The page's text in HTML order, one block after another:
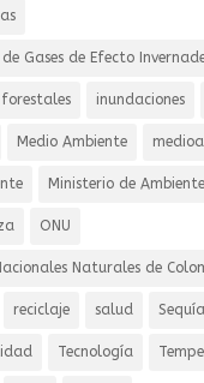
de Gases de Efecto
forestales inundaciones
Medio Ambiente
Ministerio de Ambiente
ONU
Naturales de
reciclaje salud Sequía
Tecnología